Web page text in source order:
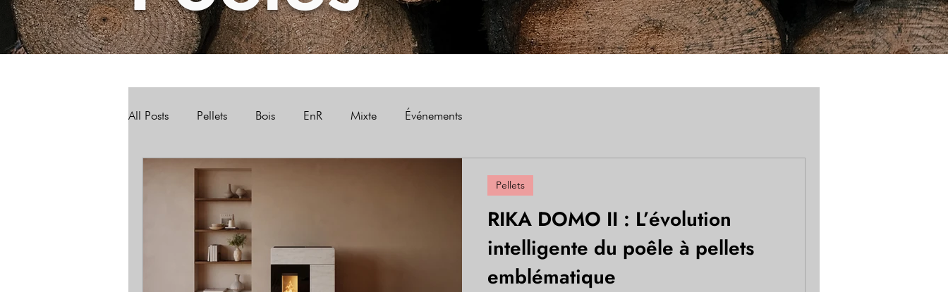
All Posts Pellets Bois EnR Mixte Événements
RIKA DOMO II : L’évolution
intelligente du poêle à pellets
emblématique
Pellets